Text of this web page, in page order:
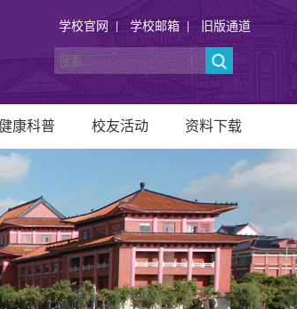
学校官网 学校邮箱 旧版通道
康科普 校友活动 资料下载